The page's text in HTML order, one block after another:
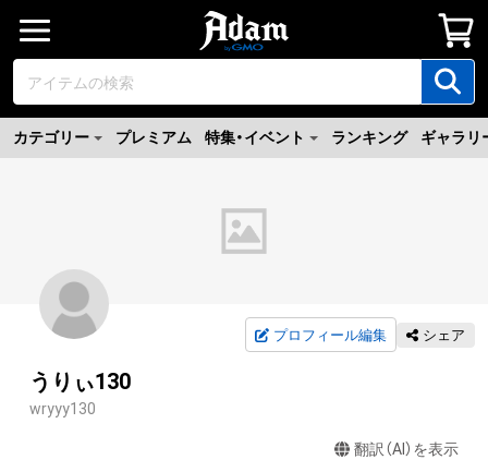
カテゴリー プレミアム 特集・イベント ランキング ギャラリ
プロフィール編集 シェア
うりぃ130
wryyy130
翻訳（AI）を表示